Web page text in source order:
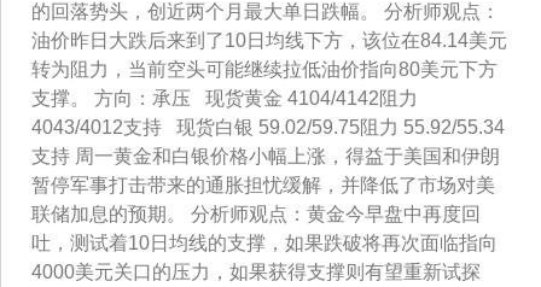
的回落势头，创近两个月最大单日跌幅。 分析师观点：
油价昨日大跌后来到了10日均线下方，该位在84.14美元
转为阻力，当前空头可能继续拉低油价指向80美元下方
支撑。 方向：承压 现货黄金 4104/4142阻力
4043/4012支持 现货白银 59.02/59.75阻力 55.92/55.34
支持 周一黄金和白银价格小幅上涨，得益于美国和伊朗
暂停军事打击带来的通胀担忧缓解，并降低了市场对美
联储加息的预期。 分析师观点：黄金今早盘中再度回
吐，测试着10日均线的支撑，如果跌破将再次面临指向
4000美元关口的压力，如果获得支撑则有望重新试探